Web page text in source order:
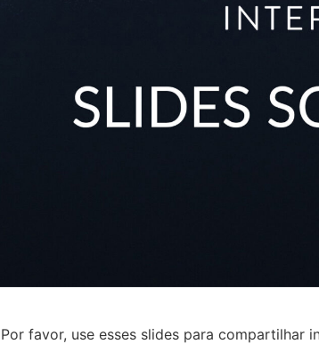
Por favor, use esses slides para compartilhar